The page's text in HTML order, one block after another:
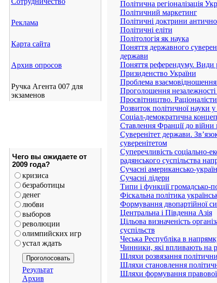
Реклама
Карта сайта
Архив опросов
Ручка Агента 007 для
экзаменов
Чего вы ожидаете от
2009 года?
кризиса
безработицы
денег
любви
выборов
революции
олимпийских игр
устал ждать
Результат
Архив
Політична регіоналізація
Політичний маркетинг
Політичні доктрини
Політичні еліти
Політологія як наука
Поняття державного
держави
Поняття референдуму. Види
Призиденство України
Проблема
Проголошення незалежності
Просвітництво.
Розвиток політичної науки
Соціал-демократична
Ставлення Франції до війни
Суверенітет держави.
суверенітетом
Суперечливість соціально-
радянського суспільства
Сучасні американсько-
Сучасні лідери
Типи і функції громадсько-
Фіскальна політика
Формування двопартійної
Центральна і Південна Азія
Цільова визначеність
суспільств
Чеська Республіка в
Чинники, які впливають на
Шляхи розвязання
Шляхи становлення
Шляхи формування правової